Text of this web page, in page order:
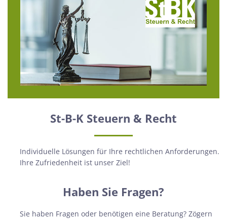
St-B-K Steuern & Recht
Individuelle Lösungen für Ihre rechtlichen Anforderungen.
Ihre Zufriedenheit ist unser Ziel!
Haben Sie Fragen?
Sie haben Fragen oder benötigen eine Beratung? Zögern